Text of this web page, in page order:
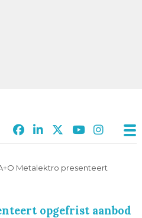
Metalektro presenteert
opgefrist aanbod